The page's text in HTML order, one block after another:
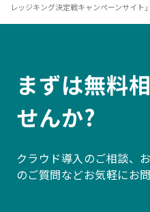
レッジキング決定戦キャンペーンサイト
まずは無料
せんか?
クラウド導入のご相談、
のご質問などお気軽にお